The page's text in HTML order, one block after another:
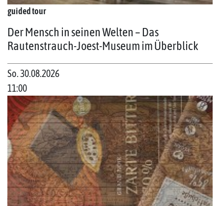
guided tour
Der Mensch in seinen Welten – Das
Rautenstrauch-Joest-Museum im Überblick
So. 30.08.2026
11:00